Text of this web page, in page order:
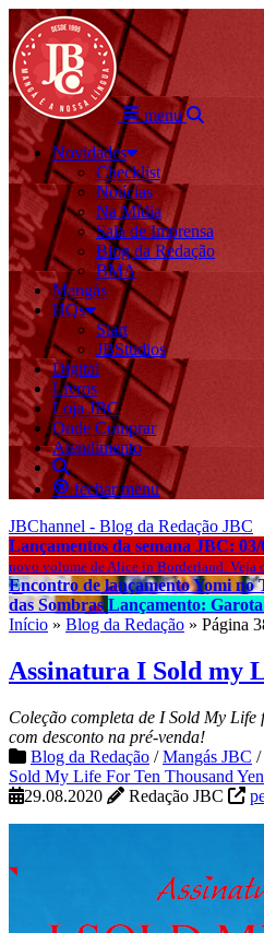
menu
Novidades
Checklist
Notícias
Na Mídia
Sala de Imprensa
Blog da Redação
BMA
Mangás
HQs
Start
JBStudios
Digital
Livros
Loja JBC
Onde Comprar
Atendimento
fechar menu
JBChannel - Blog da Redação JBC
Lançamentos da semana JBC: 03/
novo volume de Alice in Borderland. Veja
Encontro de lançamento Yomi no
das Sombras Lançamento:
Início » Blog da Redação » Página
Assinatura I Sold my
Coleção completa de I Sold My Life
com desconto na pré-venda!
Blog da Redação /Mangás JBC /
Sold My Life For Ten Thousand
29.08.2020
Redação JBC